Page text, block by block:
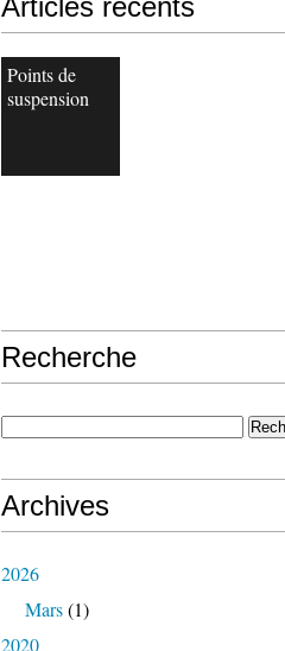
Articles récents
Points de
suspension
Recherche
Archives
2026
Mars(1)
2020